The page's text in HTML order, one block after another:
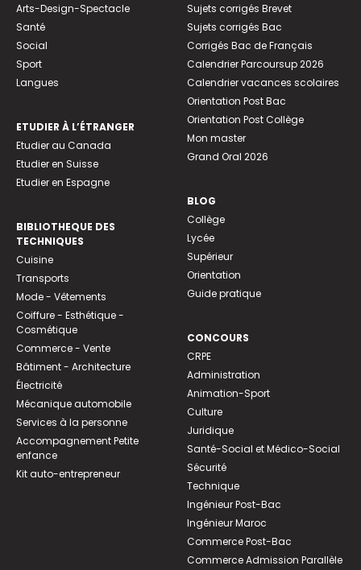
Arts-Design-Spectacle
Santé
Social
Sport
Langues
ETUDIER À L’ÉTRANGER
Etudier au Canada
Etudier en Suisse
Etudier en Espagne
BIBLIOTHEQUE DES
TECHNIQUES
Cuisine
Transports
Mode - Vêtements
Coiffure - Esthétique -
Cosmétique
Commerce - Vente
Bâtiment - Architecture
Électricité
Mécanique automobile
Services à la personne
Accompagnement Petite
enfance
Kit auto-entrepreneur
Sujets corrigés Brevet
Sujets corrigés Bac
Corrigés Bac de Français
Calendrier Parcoursup 2026
Calendrier vacances scolaires
Orientation Post Bac
Orientation Post Collège
Mon master
Grand Oral 2026
BLOG
Collège
Lycée
Supérieur
Orientation
Guide pratique
CONCOURS
CRPE
Administration
Animation-Sport
Culture
Juridique
Santé-Social et Médico-Social
Sécurité
Technique
Ingénieur Post-Bac
Ingénieur Maroc
Commerce Post-Bac
Commerce Admission Parallèle